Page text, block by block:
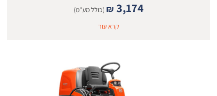
₪ 3,174
(כולל מע"מ)
קרא עוד